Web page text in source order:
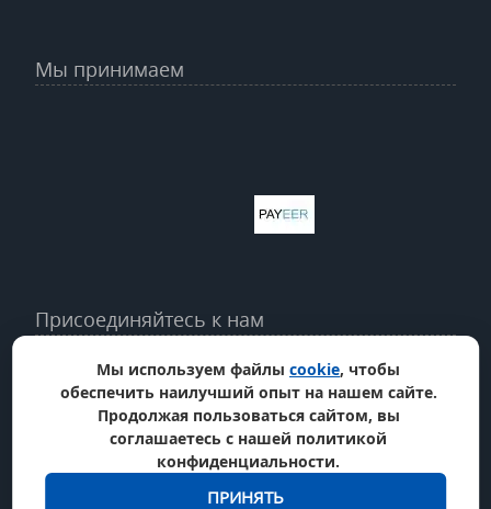
Мы принимаем
Присоединяйтесь к нам
Мы используем файлы cookie, чтобы
обеспечить наилучший опыт на нашем сайте.
Продолжая пользоваться сайтом, вы
соглашаетесь с нашей политикой
конфиденциальности.
ПРИНЯТЬ